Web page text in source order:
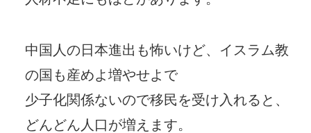
中国人の日本進出も怖いけど、イスラム教
の国も産めよ増やせよで
少子化関係ないので移民を受け入れると、
どんどん人口が増えます。